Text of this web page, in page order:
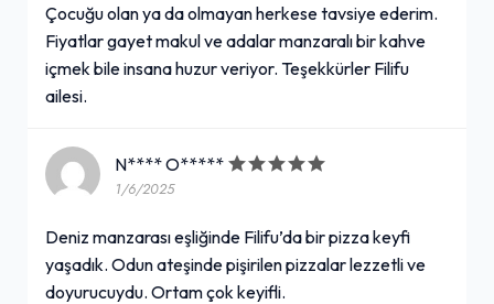
Çocuğu olan ya da olmayan herkese tavsiye ederim.
Fiyatlar gayet makul ve adalar manzaralı bir kahve
içmek bile insana huzur veriyor. Teşekkürler Filifu
ailesi.
N**** O*****
1/6/2025
Deniz manzarası eşliğinde Filifu’da bir pizza keyfi
yaşadık. Odun ateşinde pişirilen pizzalar lezzetli ve
doyurucuydu. Ortam çok keyifli.